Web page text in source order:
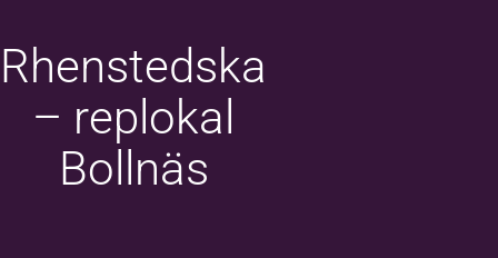
Rhenstedska
– replokal
Bollnäs